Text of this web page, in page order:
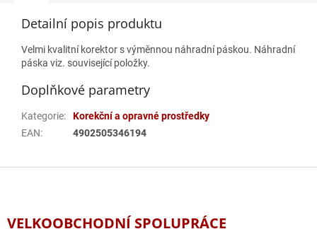
Detailní popis produktu
Velmi kvalitní korektor s výměnnou náhradní páskou. Náhradní
páska viz. související položky.
Doplňkové parametry
Kategorie:
Korekční a opravné prostředky
EAN: 4902505346194
Z
VELKOOBCHODNÍ SPOLUPRÁCE